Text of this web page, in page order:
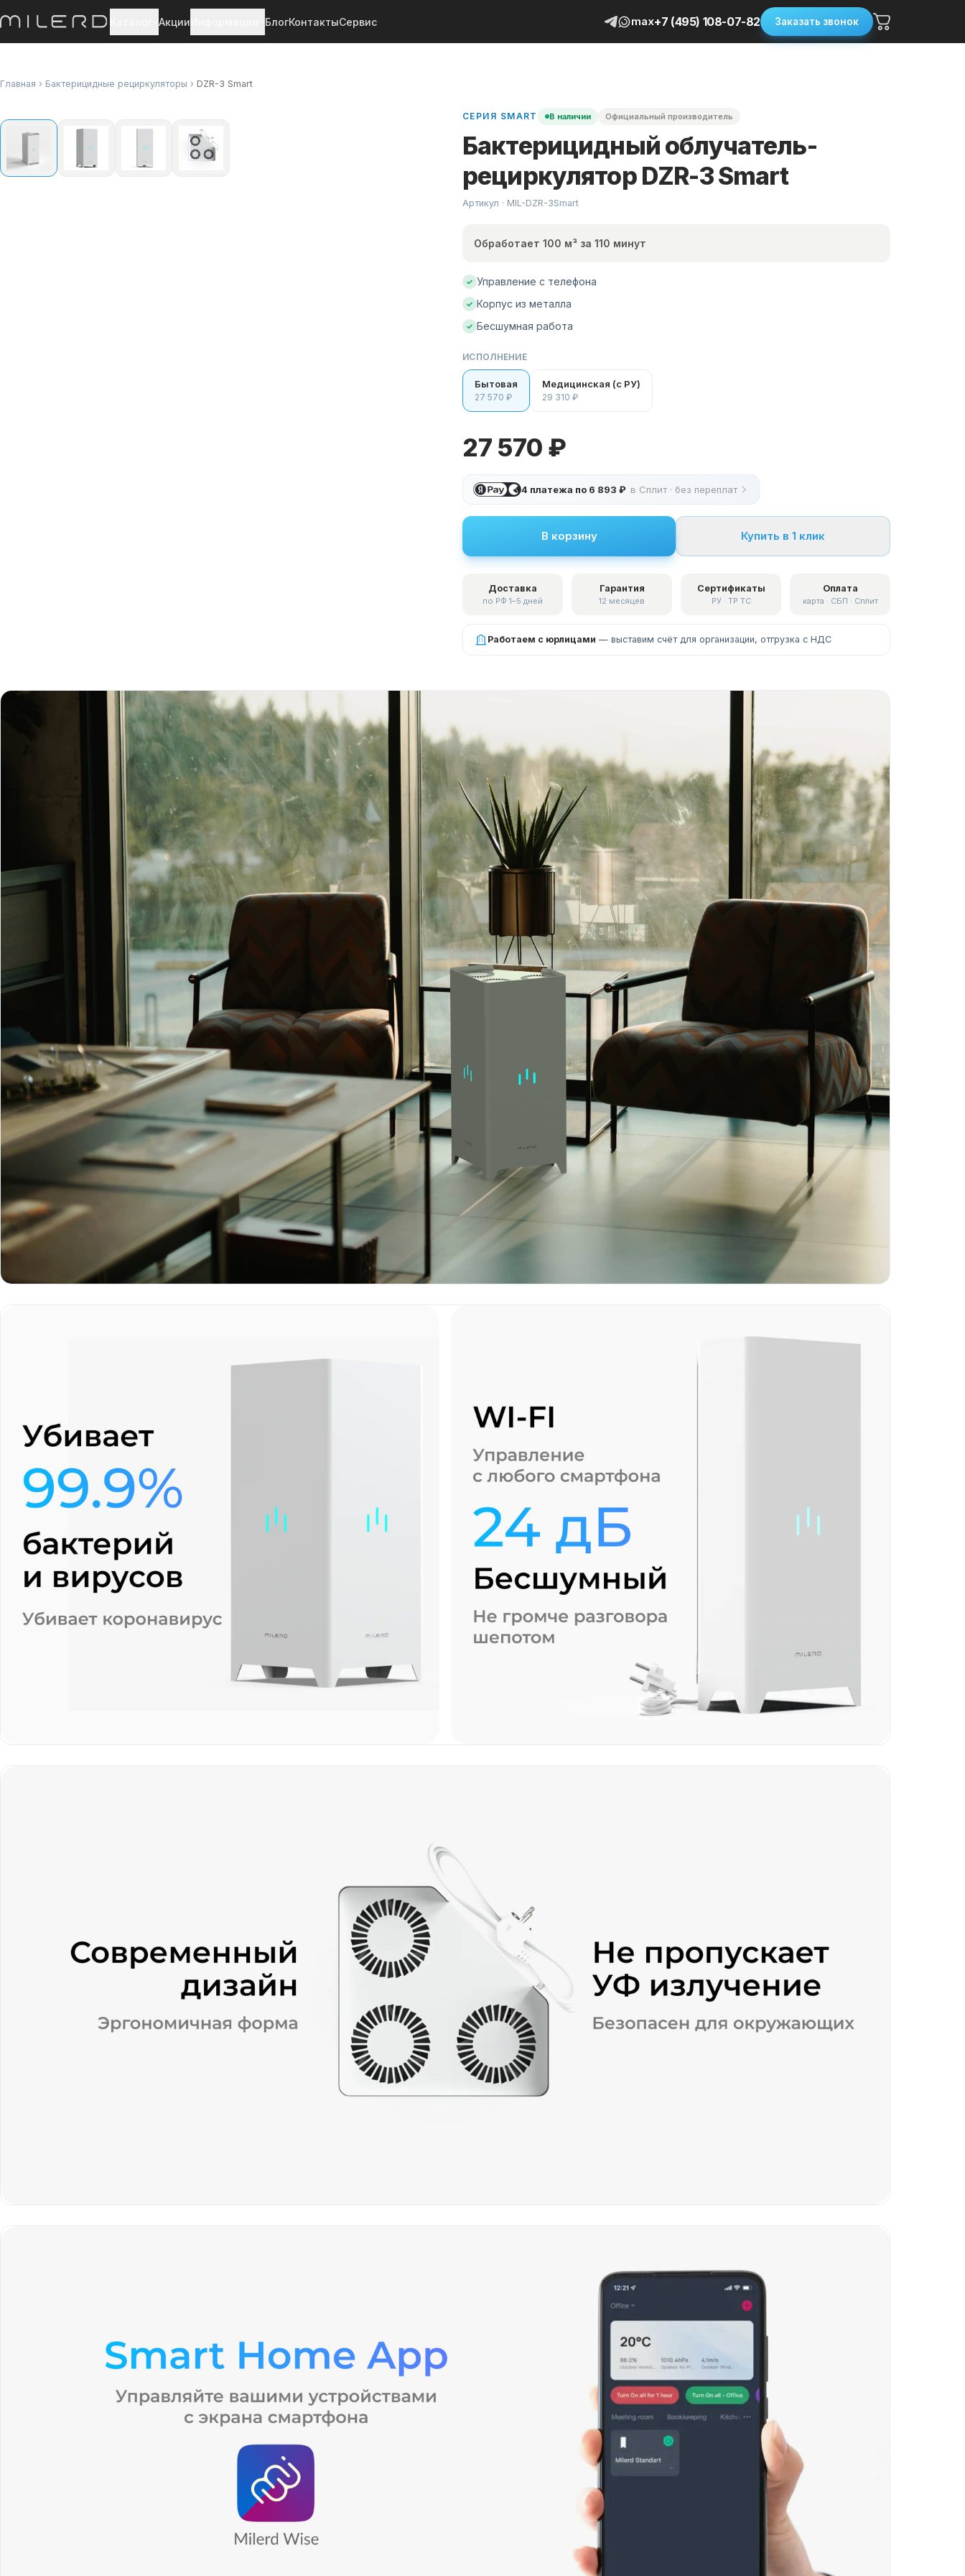
Акции БлогКонтактыСервис max+7 (495) 108-07-82 Заказать звонок
Главная › Бактерицидные рециркуляторы › DZR-3 Smart
СЕРИЯ SMART В наличии Официальный производитель
Бактерицидный облучатель-
рециркулятор DZR-3 Smart
Артикул · MIL-DZR-3Smart
Обработает 100 м³ за 110 минут
✓ Управление с телефона
✓ Корпус из металла
✓ Бесшумная работа
ИСПОЛНЕНИЕ
Бытовая
27 570 ₽
Медицинская (с РУ)
29 310 ₽
27 570 ₽
4 платежа по 6 893 ₽ в Сплит · без переплат
В корзину Купить в 1 клик
Доставка
по РФ 1–5 дней
Гарантия
12 месяцев
Сертификаты
РУ · ТР ТС
Оплата
карта · СБП · Сплит
Работаем с юрлицами — выставим счёт для организации, отгрузка с НДС